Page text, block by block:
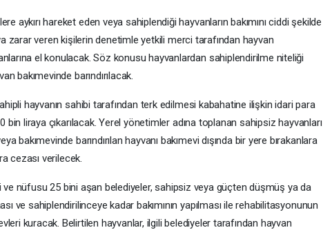
aykırı hareket eden veya sahiplendiği hayvanların bakımını ciddi şekilde
zarar veren kişilerin denetimle yetkili merci tarafından hayvan
el konulacak. Söz konusu hayvanlardan sahiplendirilme niteliği
bakımevinde barındırılacak.
sahipli hayvanın sahibi tarafından terk edilmesi kabahatine ilişkin idari para
bin liraya çıkarılacak. Yerel yönetimler adına toplanan sahipsiz hayvanları
bakımevinde barındırılan hayvanı bakımevi dışında bir yere bırakanlara
cezası verilecek.
ve nüfusu 25 bini aşan belediyeler, sahipsiz veya güçten düşmüş ya da
ve sahiplendirilinceye kadar bakımının yapılması ile rehabilitasyonunun
kuracak. Belirtilen hayvanlar, ilgili belediyeler tarafından hayvan